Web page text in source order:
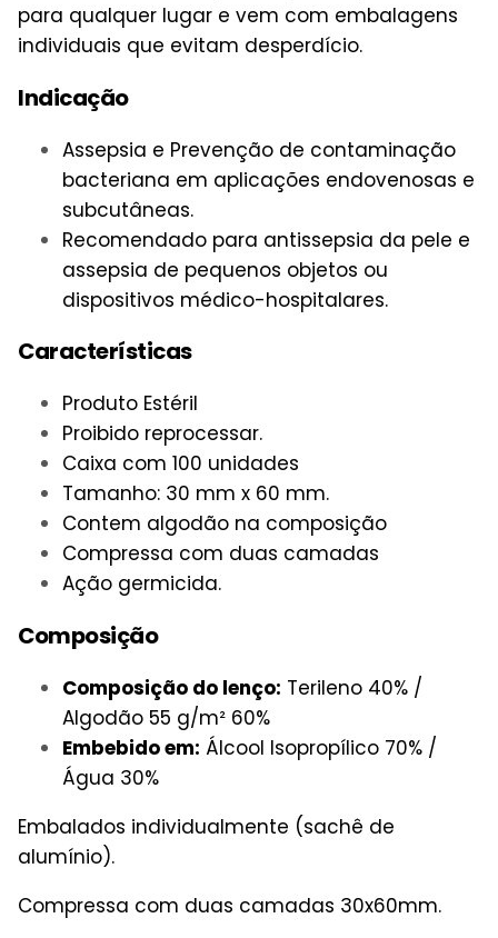
para qualquer lugar e vem com embalagens
individuais que evitam desperdício.
Indicação
Assepsia e Prevenção de contaminação
bacteriana em aplicações endovenosas e
subcutâneas.
Recomendado para antissepsia da pele e
assepsia de pequenos objetos ou
dispositivos médico-hospitalares.
Características
Produto Estéril
Proibido reprocessar.
Caixa com 100 unidades
Tamanho: 30 mm x 60 mm.
Contem algodão na composição
Compressa com duas camadas
Ação germicida.
Composição
Composição do lenço: Terileno 40% /
Algodão 55 g/m² 60%
Embebido em: Álcool Isopropílico 70% /
Água 30%
Embalados individualmente (sachê de
alumínio).
Compressa com duas camadas 30x60mm.